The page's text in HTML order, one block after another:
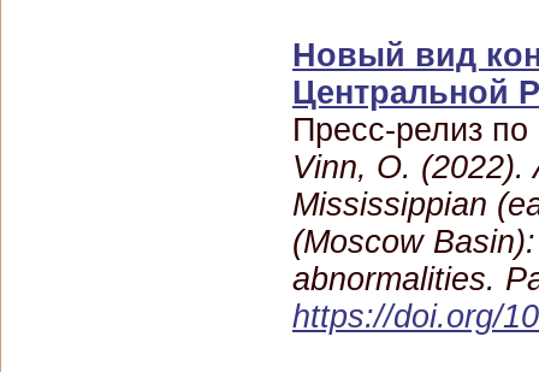
Новый вид
Центральной
Пресс-релиз по
Vinn, O. (2022).
Mississippian
(Moscow
abnormalities.
https://doi.org/